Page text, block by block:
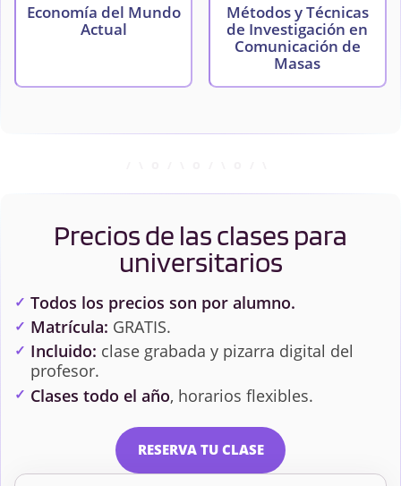
Economía del Mundo
Actual
Métodos y Técnicas
de Investigación en
Comunicación de
Masas
Precios de las clases para
universitarios
Todos los precios son por alumno.
Matrícula: GRATIS.
Incluido: clase grabada y pizarra digital del
profesor.
Clases todo el año, horarios flexibles.
RESERVA TU CLASE